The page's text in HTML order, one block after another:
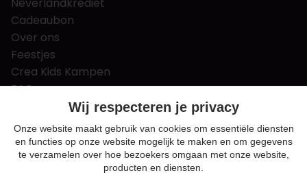
Neverlandkrediet
Cadeaubon
Over ons
Feestjes
Crea Kids Kampen
FAQ
Tips & tricks
Contact
Nieuws & Vacatures
Wij respecteren je privacy
Onze website maakt gebruik van cookies om essentiële diensten
en functies op onze website mogelijk te maken en om gegevens
te verzamelen over hoe bezoekers omgaan met onze website,
producten en diensten.